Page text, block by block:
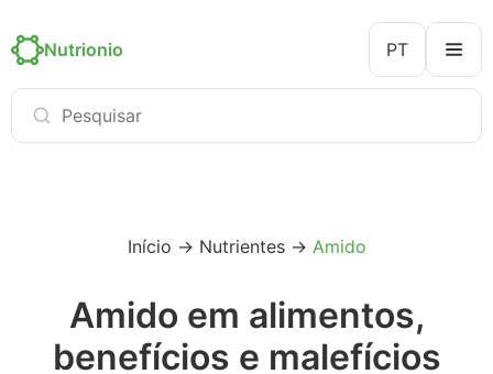
Nutrionio PT
Início → Nutrientes→ Amido
Amido em alimentos,
benefícios e malefícios